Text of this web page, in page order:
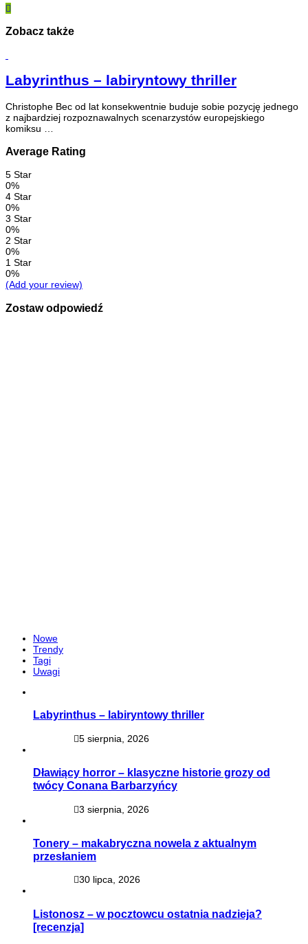
Zobacz także
Labyrinthus – labiryntowy thriller
Christophe Bec od lat konsekwentnie buduje sobie pozycję jednego
z najbardziej rozpoznawalnych scenarzystów europejskiego
komiksu …
Average Rating
5 Star
0%
4 Star
0%
3 Star
0%
2 Star
0%
1 Star
0%
(Add your review)
Zostaw odpowiedź
Nowe
Trendy
Tagi
Uwagi
Labyrinthus – labiryntowy thriller
5 sierpnia, 2026
Dławiący horror – klasyczne historie grozy od
twócy Conana Barbarzyńcy
3 sierpnia, 2026
Tonery – makabryczna nowela z aktualnym
przesłaniem
30 lipca, 2026
Listonosz – w pocztowcu ostatnia nadzieja?
[recenzja]